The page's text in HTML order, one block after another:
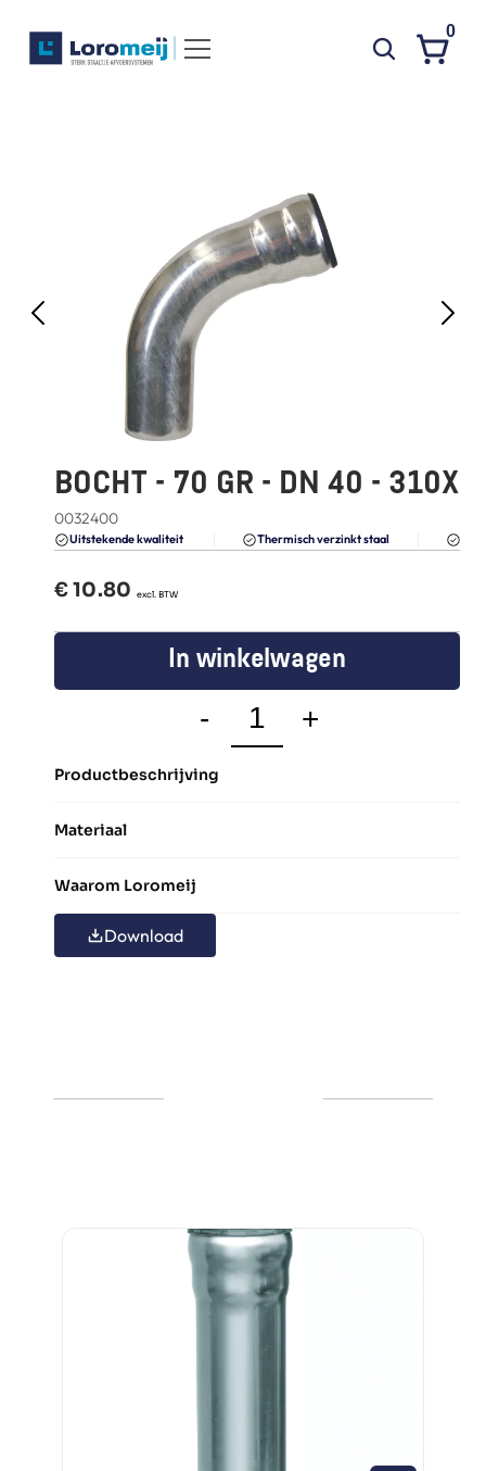
Poedercoaten
Waarom Loromeij
FAQ
Blogs
0
BOCHT - 70 GR - DN 40 - 310X
0032400
Uitstekende kwaliteit Thermisch verzinkt staal
€ 10.80
  excl. BTW
In winkelwagen
- +
Productbeschrijving
Materiaal
Waarom Loromeij
Download